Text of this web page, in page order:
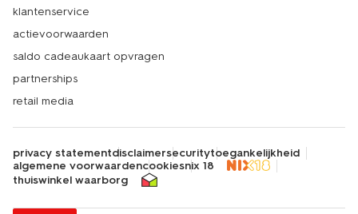
klantenservice
actievoorwaarden
saldo cadeaukaart opvragen
partnerships
retail media
privacy statementdisclaimersecuritytoegankelijkheid
algemene voorwaardencookiesnix 18
thuiswinkel waarborg